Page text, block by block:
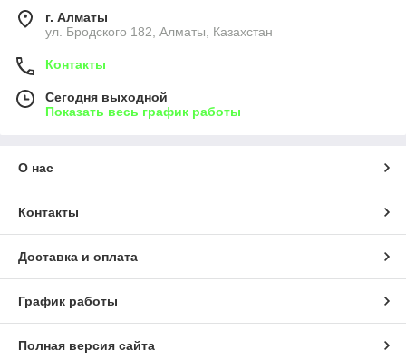
г. Алматы
ул. Бродского 182, Алматы, Казахстан
Контакты
Сегодня выходной
Показать весь график работы
О нас
Контакты
Доставка и оплата
График работы
Полная версия сайта